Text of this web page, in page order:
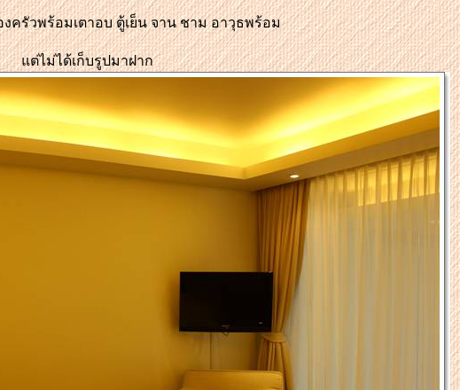
ครัวพร้อมเตาอบ ตู้เย็น จาน ชาม อาวุธพร้อม
ต่ไม่ได้เก็บรูปมาฝาก